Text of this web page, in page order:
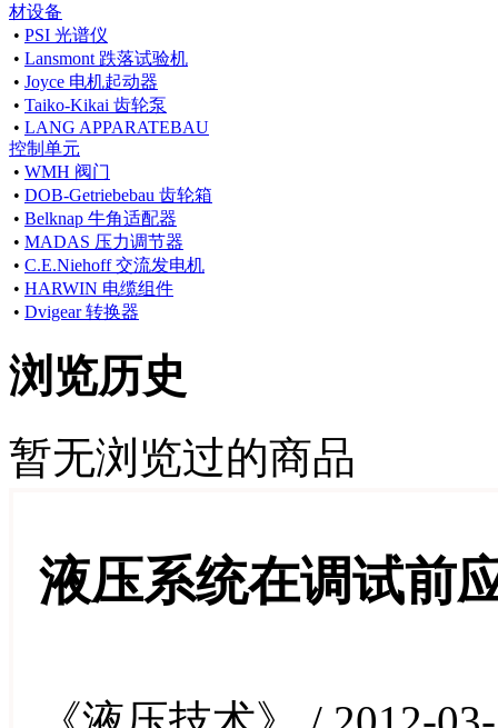
材设备
• PSI 光谱仪
• Lansmont 跌落试验机
• Joyce 电机起动器
• Taiko-Kikai 齿轮泵
• LANG APPARATEBAU
控制单元
• WMH 阀门
• DOB-Getriebebau 齿轮箱
• Belknap 牛角适配器
• MADAS 压力调节器
• C.E.Niehoff 交流发电机
• HARWIN 电缆组件
• Dvigear 转换器
浏览历史
暂无浏览过的商品
液压系统在调试前